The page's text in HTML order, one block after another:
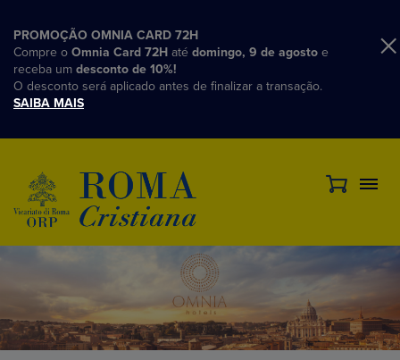
PROMOÇÃO OMNIA CARD 72H
Compre o Omnia Card 72H até domingo, 9 de agosto e
receba um desconto de 10%!
O desconto será aplicado antes de finalizar a transação.
SAIBA MAIS